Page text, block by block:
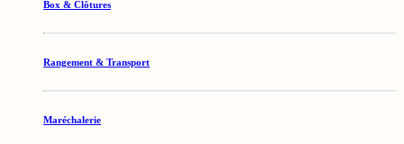
Box & Clôtures
Rangement & Transport
Maréchalerie